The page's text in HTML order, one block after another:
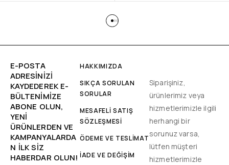
E-POSTA
ADRESINIZI
KAYDEDEREK E-
BÜLTENIMIZE
ABONE OLUN,
YENİ
ÜRÜNLERDEN VE
KAMPANYALARDA
N ILK SIZ
HABERDAR OLUN!
HAKKIMIZDA
SIKÇA SORULAN
SORULAR
MESAFELİ SATIŞ
SÖZLEŞMESİ
ÖDEME VE TESLİMAT
İADE VE DEĞİŞİM
Siparişiniz,
ürünlerimiz veya
hizmetlerimizle ilgili
herhangi bir
sorunuz varsa,
lütfen müşteri
hizmetlerimizle